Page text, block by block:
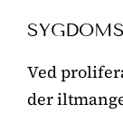
Ved
der